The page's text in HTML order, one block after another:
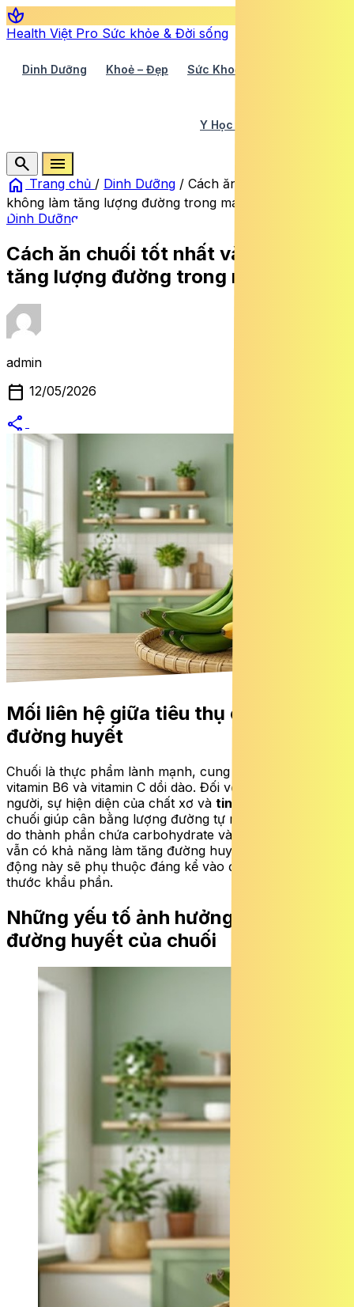
spa
Health Việt Pro Sức khỏe & Đời sống
Dinh Dưỡng Khoẻ – Đẹp Sức Khoẻ TV
Y Học Cổ Truyền
search
menu
home Trang chủ / Dinh Dưỡng / Cách ăn chuối tốt nhất và
không làm tăng lượng đường trong máu
Dinh Dưỡng
Cách ăn chuối tốt nhất và không làm
tăng lượng đường trong máu
admin
calendar_today 12/05/2026
share
Mối liên hệ giữa tiêu thụ chuối và
đường huyết
Chuối là thực phẩm lành mạnh, cung cấp nguồn kali,
vitamin B6 và vitamin C dồi dào. Đối với hầu hết mọi
người, sự hiện diện của chất xơ và tinh bột kháng
chuối giúp cân bằng lượng đường tự nhiên. Tuy nhiên,
do thành phần chứa carbohydrate và đường, ăn chuối
vẫn có khả năng làm tăng đường huyết. Mức độ tác
động này sẽ phụ thuộc đáng kể vào độ chín và kích
thước khẩu phần.
Những yếu tố ảnh hưởng đến chỉ số
đường huyết của chuối